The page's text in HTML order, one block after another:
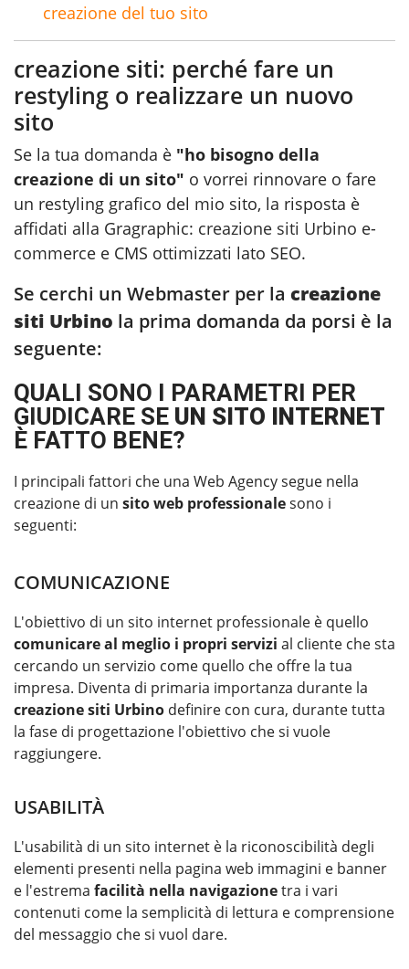
creazione del tuo sito
creazione siti: perché fare un
restyling o realizzare un nuovo
sito
Se la tua domanda è "ho bisogno della
creazione di un sito" o vorrei rinnovare o fare
un restyling grafico del mio sito, la risposta è
affidati alla Gragraphic: creazione siti Urbino e-
commerce e CMS ottimizzati lato SEO.
Se cerchi un Webmaster per la creazione
siti Urbino la prima domanda da porsi è la
seguente:
QUALI SONO I PARAMETRI PER
GIUDICARE SE UN SITO INTERNET
È FATTO BENE?
I principali fattori che una Web Agency segue nella
creazione di un sito web professionalesono i
seguenti:
COMUNICAZIONE
L'obiettivo di un sito internet professionale è quello
comunicare al meglio i propri servizi al cliente che sta
cercando un servizio come quello che offre la tua
impresa. Diventa di primaria importanza durante la
creazione siti Urbino definire con cura, durante tutta
la fase di progettazione l'obiettivo che si vuole
raggiungere.
USABILITÀ
L'usabilità di un sito internet è la riconoscibilità degli
elementi presenti nella pagina web immagini e banner
e l'estrema facilità nella navigazionetra i vari
contenuti come la semplicità di lettura e comprensione
del messaggio che si vuol dare.